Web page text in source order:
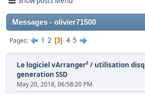
Messages - olivier71500
Pages 1 2 3 4 5
Le logiciel vArranger²/ utilisation
generation SSD
May 20, 2018, 06:58:20 PM